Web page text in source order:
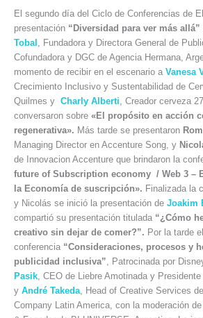
El segundo día del Ciclo de Conferencias de
presentación “Diversidad para ver más allá”
Tobal , Fundadora y Directora General de
Cofundadora y DGC de Agencia Hermana,
momento de recibir en el escenario a Vanesa
Crecimiento Inclusivo y Sustentabilidad de
Quilmes y Charly Alberti, Creador cerveza
conversaron sobre «El propósito en acción
regenerativa». Más tarde se presentaron
Managing Director en Accenture Song, y
de Innovacion Accenture que brindaron la
future of Subscription economy / Web 3 –
la Economía de suscripción». Finalizada la
y Nicolás se inició la presentación de Joakim
compartió su presentación titulada “¿Cómo
creativo sin dejar de comer?”. Por la tarde
conferencia “Consideraciones, procesos y
publicidad inclusiva”, Patrocinada por
Pasik, CEO de Liebre Amotinada y
y André Takeda, Head of Creative Services
Company Latin America, con la moderación de